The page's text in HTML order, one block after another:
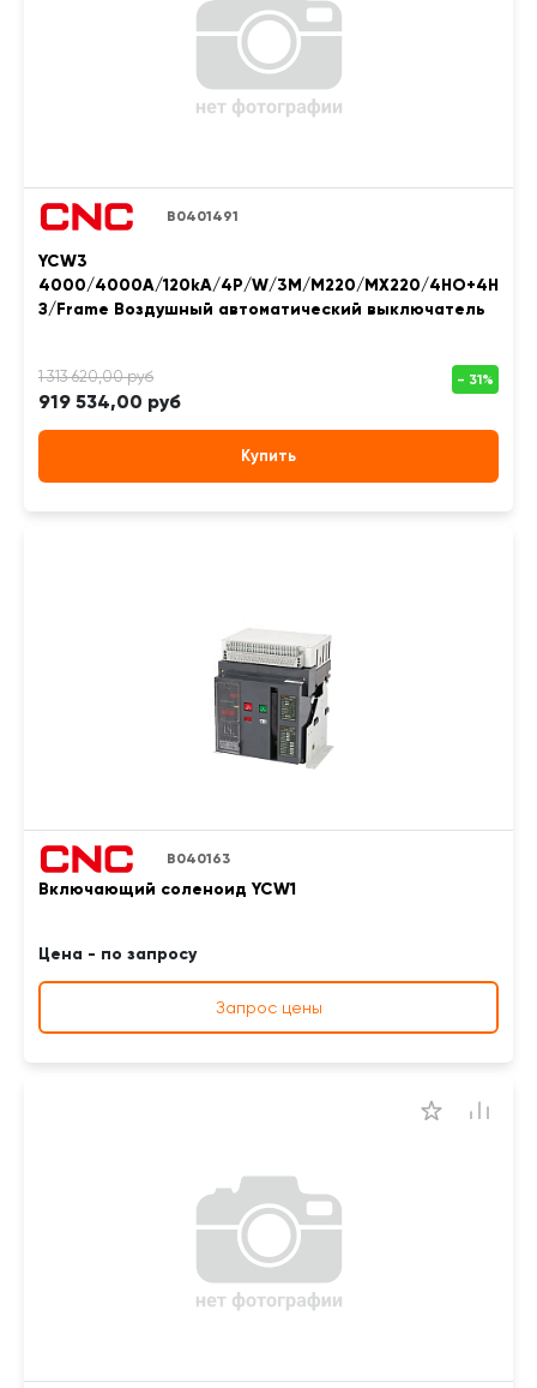
B0401491
YCW3
4000/4000A/120kA/4P/W/3M/M220/MX220/4НО+4Н
З/Frame Воздушный автоматический выключатель
919 534,00 руб
Купить
B040163
Включающий соленоид YCW1
Цена - по запросу
Запрос цены